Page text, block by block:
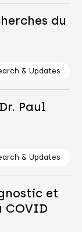
du
& Updates
Paul
& Updates
et
COVID